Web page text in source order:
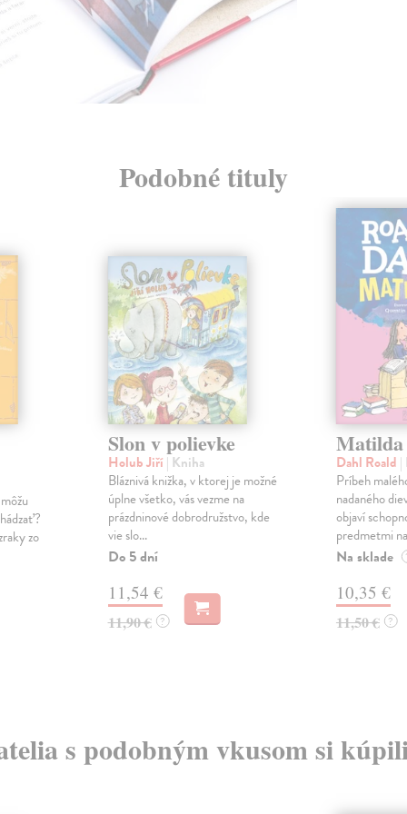
Podobné tituly
zo
Slon v polievke
Holub Jiří | Kniha
Bláznivá knižka, v ktorej je možné
úplne všetko, vás vezme na
prázdninové dobrodružstvo, kde
vie slo...
Do 5 dní
11,54 €
11,90 € ?
Matilda
Dahl Roald |
Príbeh
nadaného
objaví
predmetmi
Na sklade
10,35 €
11,50 € ?
s podobným vkusom si